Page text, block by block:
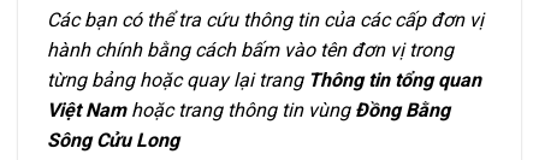
Các bạn có thể tra cứu thông tin của các cấp đơn vị
hành chính bằng cách bấm vào tên đơn vị trong
từng bảng hoặc quay lại trang Thông tin tổng quan
Việt Nam hoặc trang thông tin vùng Đồng Bằng
Sông Cửu Long